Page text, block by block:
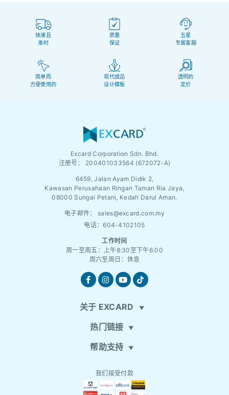
快速且
准时
质量
保证
五星
专属客服
简单而
方便使用的
现代成品
设计模板
透明的
定价
Excard Corporation Sdn. Bhd.
注册号： 200401033564 (672072-A)
6459, Jalan Ayam Didik 2,
Kawasan Perusahaan Ringan Taman Ria Jaya,
08000 Sungai Petani, Kedah Darul Aman.
电子邮件： sales@excard.com.my
电话：604-4102105
工作时间
周一至周五：上午8:30至下午6:00
周六至周日：休息
关于 EXCARD
热门链接
帮助支持
我们接受付款